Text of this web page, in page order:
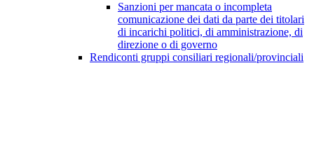
Sanzioni per mancata o incompleta
comunicazione dei dati da parte dei titolari
di incarichi politici, di amministrazione, di
direzione o di governo
Rendiconti gruppi consiliari regionali/provinciali